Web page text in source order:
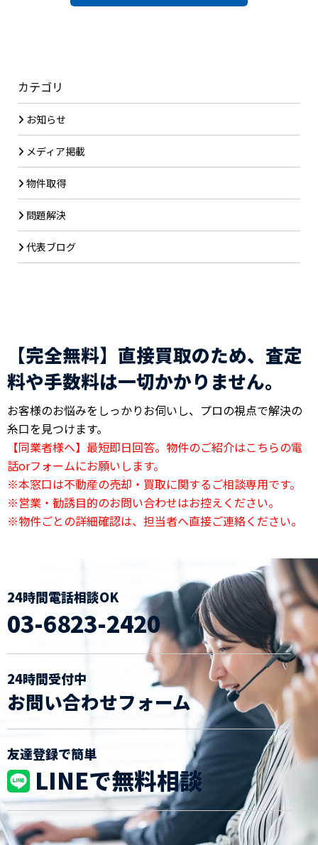
カテゴリ
お知らせ
メディア掲載
物件取得
問題解決
代表ブログ
【完全無料】直接買取のため、査定
料や手数料は一切かかりません。
お客様のお悩みをしっかりお伺いし、プロの視点で解決の
糸口を見つけます。
【同業者様へ】最短即日回答。物件のご紹介はこちらの電
話orフォームにお願いします。
※本窓口は不動産の売却・買取に関するご相談専用です。
※営業・勧誘目的のお問い合わせはお控えください。
※物件ごとの詳細確認は、担当者へ直接ご連絡ください。
24時間電話相談OK
03-6823-2420
24時間受付中
お問い合わせフォーム
友達登録で簡単
LINEで無料相談